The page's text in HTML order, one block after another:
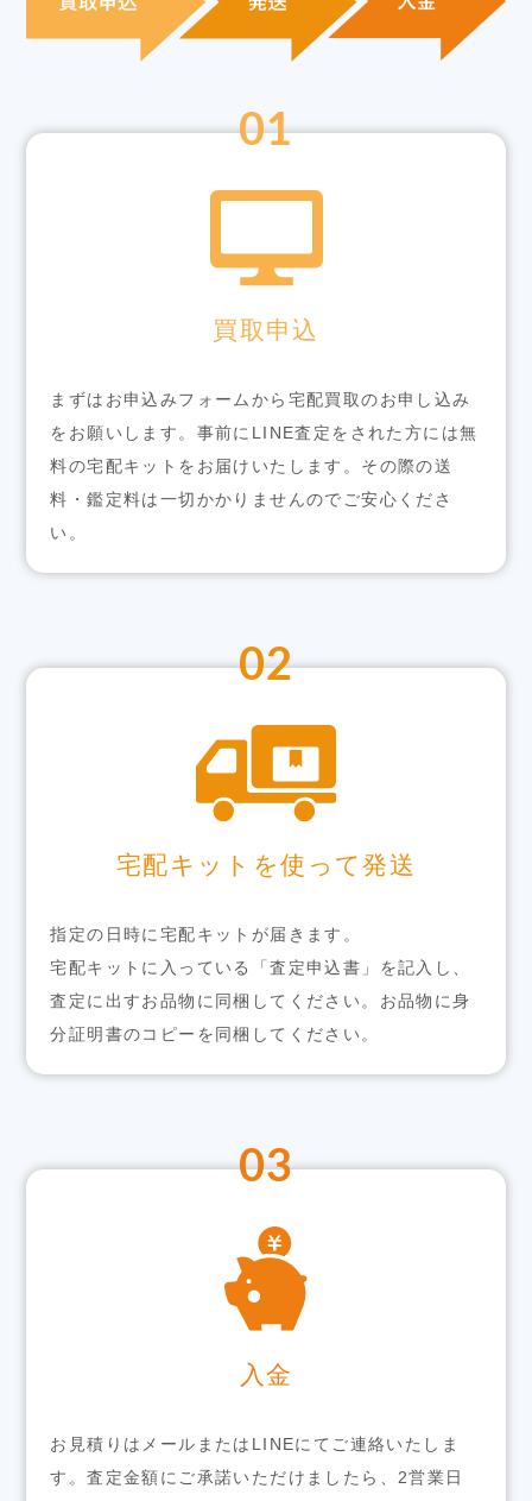
01
買取申込
まずはお申込みフォームから宅配買取のお申し込み
をお願いします。事前にLINE査定をされた方には無
料の宅配キットをお届けいたします。その際の送
料・鑑定料は一切かかりませんのでご安心くださ
い。
02
宅配キットを使って発送
指定の日時に宅配キットが届きます。
宅配キットに入っている「査定申込書」を記入し、
査定に出すお品物に同梱してください。お品物に身
分証明書のコピーを同梱してください。
03
入金
お見積りはメールまたはLINEにてご連絡いたしま
す。査定金額にご承諾いただけましたら、2営業日